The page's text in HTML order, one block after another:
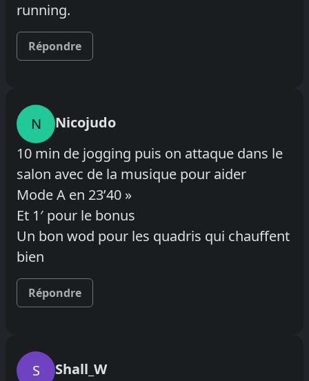
running.
Répondre
N
Nicojudo
10 min de jogging puis on attaque dans le
salon avec de la musique pour aider
Mode A en 23’40 »
Et 1′ pour le bonus
Un bon wod pour les quadris qui chauffent
bien
Répondre
S
Shall_W